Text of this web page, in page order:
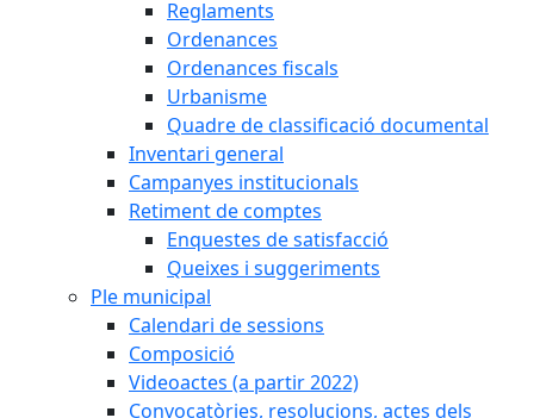
Reglaments
Ordenances
Ordenances fiscals
Urbanisme
Quadre de classificació documental
Inventari general
Campanyes institucionals
Retiment de comptes
Enquestes de satisfacció
Queixes i suggeriments
Ple municipal
Calendari de sessions
Composició
Videoactes (a partir 2022)
Convocatòries, resolucions, actes dels